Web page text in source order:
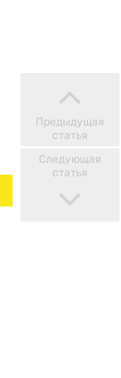
Предыдущая
статья
Следующая
статья